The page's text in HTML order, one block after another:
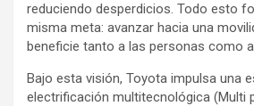
reduciendo desperdicios. Todo esto
misma meta: avanzar hacia una
beneficie tanto a las personas como
Bajo esta visión, Toyota impulsa una
electrificación multitecnológica (Multi